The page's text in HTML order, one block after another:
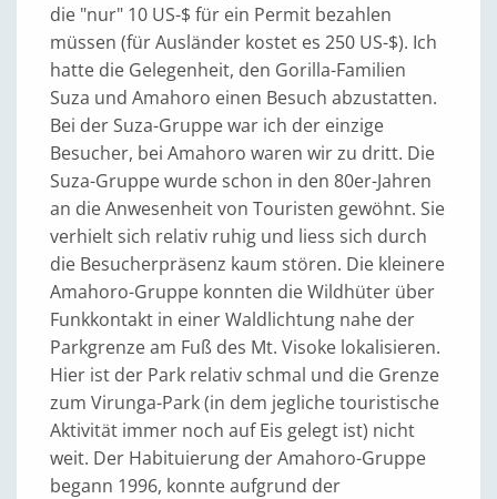
die "nur" 10 US-$ für ein Permit bezahlen
müssen (für Ausländer kostet es 250 US-$). Ich
hatte die Gelegenheit, den Gorilla-Familien
Suza und Amahoro einen Besuch abzustatten.
Bei der Suza-Gruppe war ich der einzige
Besucher, bei Amahoro waren wir zu dritt. Die
Suza-Gruppe wurde schon in den 80er-Jahren
an die Anwesenheit von Touristen gewöhnt. Sie
verhielt sich relativ ruhig und liess sich durch
die Besucherpräsenz kaum stören. Die kleinere
Amahoro-Gruppe konnten die Wildhüter über
Funkkontakt in einer Waldlichtung nahe der
Parkgrenze am Fuß des Mt. Visoke lokalisieren.
Hier ist der Park relativ schmal und die Grenze
zum Virunga-Park (in dem jegliche touristische
Aktivität immer noch auf Eis gelegt ist) nicht
weit. Der Habituierung der Amahoro-Gruppe
begann 1996, konnte aufgrund der